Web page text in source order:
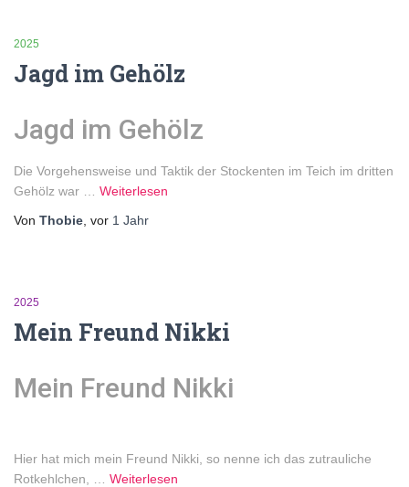
2025
Jagd im Gehölz
Jagd im Gehölz
Die Vorgehensweise und Taktik der Stockenten im Teich im dritten
Gehölz war … Weiterlesen
Von Thobie , vor 1 Jahr
2025
Mein Freund Nikki
Mein Freund Nikki
Hier hat mich mein Freund Nikki, so nenne ich das zutrauliche
Rotkehlchen, … Weiterlesen